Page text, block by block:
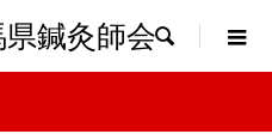
鍼灸師会